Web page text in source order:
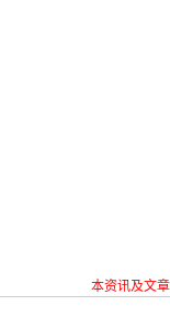
本资讯及文